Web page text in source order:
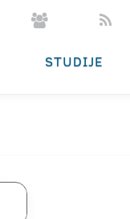
STUDIJE